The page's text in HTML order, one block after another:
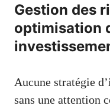
Gestion des
optimisation
Aucune stratégie
sans une attention